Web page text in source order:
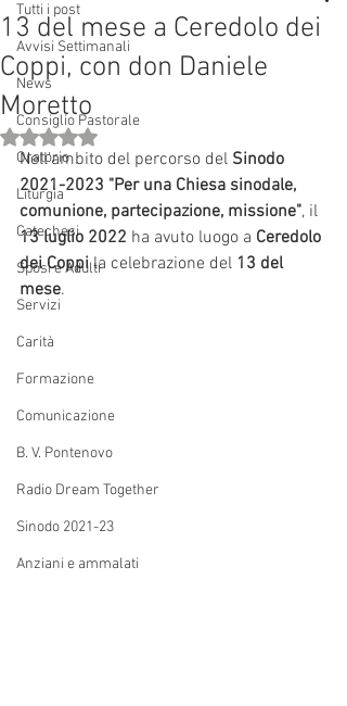
Tutti i post
Avvisi Settimanali
News
Consiglio Pastorale
Oratorio
Liturgia
Catechesi
Sposi e Adulti
Servizi
Carità
Formazione
Comunicazione
B. V. Pontenovo
Radio Dream Together
Sinodo 2021-23
Anziani e ammalati
13 del mese a Ceredolo dei
Coppi, con don Daniele
Moretto
Valutazione NaN stelle su 5.
Nell'ambito del percorso del Sinodo
2021-2023 "Per una Chiesa sinodale,
comunione, partecipazione, missione", il
13 luglio 2022 ha avuto luogo a Ceredolo
dei Coppi la celebrazione del 13 del
mese.